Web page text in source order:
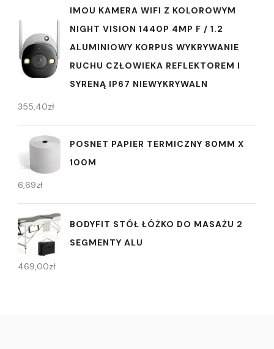
IMOU KAMERA WIFI Z KOLOROWYM
NIGHT VISION 1440P 4MP F / 1.2
ALUMINIOWY KORPUS WYKRYWANIE
RUCHU CZŁOWIEKA REFLEKTOREM I
SYRENĄ IP67 NIEWYKRYWALN
355,40zł
POSNET PAPIER TERMICZNY 80MM X
100M
6,69zł
BODYFIT STÓŁ ŁÓŻKO DO MASAŻU 2
SEGMENTY ALU
469,00zł